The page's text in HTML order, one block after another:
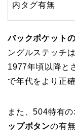
内タグ有無
バックポケット
ングルステッチ
1977年頃以降と
で年代をより正
また、504特有の
ップボタンの有